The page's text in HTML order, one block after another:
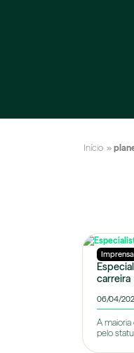
Início »
Imprensa
carreira
06/04/
A maioria
pelo